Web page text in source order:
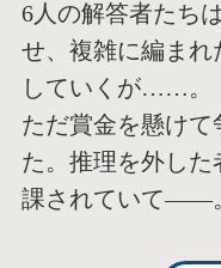
6人の解答者たち
せ、複雑に編ま
していくが……。
ただ賞金を懸けて
た。推理を外し
課されていて――